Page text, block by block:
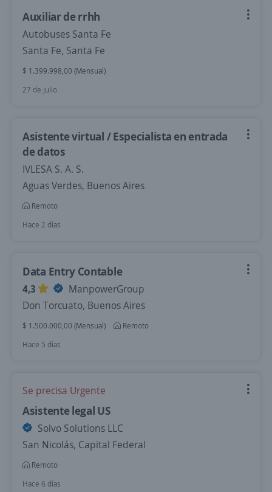
Auxiliar de rrhh
Autobuses Santa Fe
Santa Fe, Santa Fe
$ 1.399.998,00 (Mensual)
27 de julio
Asistente virtual / Especialista en entrada
de datos
IVLESA S. A. S.
Aguas Verdes, Buenos Aires
Remoto
Hace 2 días
Data Entry Contable
4,3
ManpowerGroup
Don Torcuato, Buenos Aires
$ 1.500.000,00 (Mensual)
Remoto
Hace 5 días
Se precisa Urgente
Asistente legal US
Solvo Solutions LLC
San Nicolás, Capital Federal
Remoto
Hace 6 días